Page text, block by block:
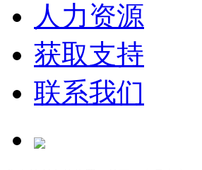
人力资源
获取支持
联系我们